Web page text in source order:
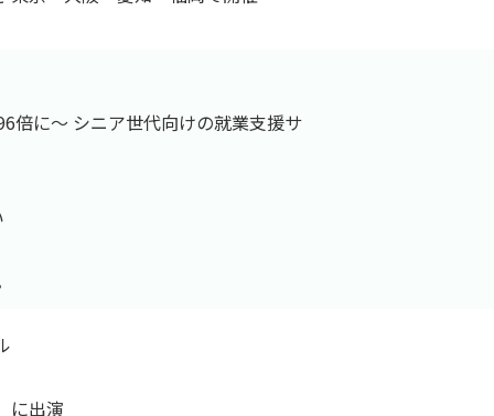
倍に～ シニア世代向けの就業支援サ
に出演